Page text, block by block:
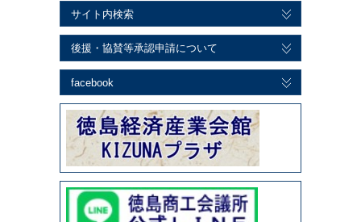
サイト内検索
後援・協賛等承認申請について
facebook